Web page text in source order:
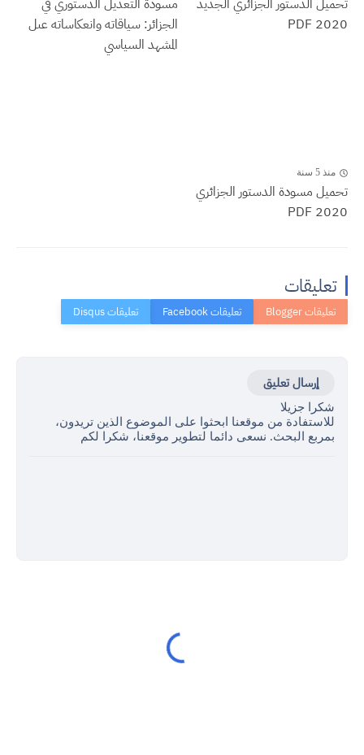
تحميل الدستور الجزائري الجديد
2020 PDF
مسودة التعديل الدستوري في
الجزائر: سياقاته وانعكاساته عىل
المشهد السياسي
منذ 5 سنة
تحميل مسودة الدستور الجزائري
2020 PDF
تعليقات
إرسال تعليق
شكرا جزيلا
للاستفادة من موقعنا ابحثوا على الموضوع الذين تريدون،
بمربع البحث. نسعى دائما لتطوير موقعنا، شكرا لكم